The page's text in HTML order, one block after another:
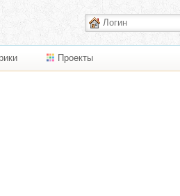
Проекты